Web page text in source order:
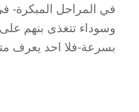
في المراحل المبكرة-
وسوداء تتغذى بنهم
بسرعة-فلا احد يعرف